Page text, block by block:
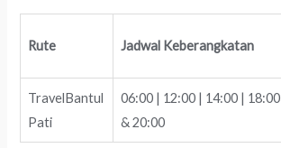
Rute Jadwal Keberangkatan
TravelBantul
Pati
06:00 | 12:00 | 14:00 | 18:00
& 20:00